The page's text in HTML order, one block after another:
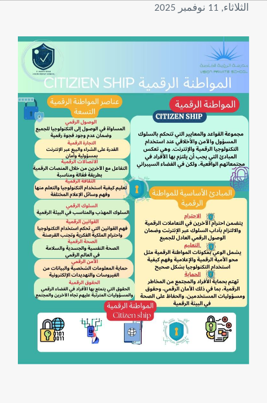
الثلاثاء, 11 نوفمبر 2025